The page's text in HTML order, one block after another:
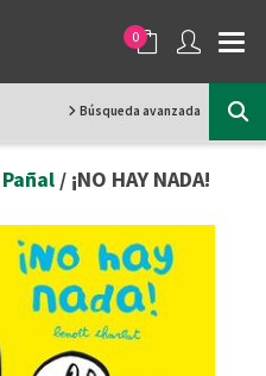
0
Búsqueda avanzada
Pañal / ¡NO HAY NADA!